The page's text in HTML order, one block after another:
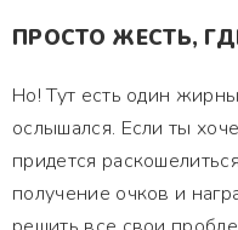
ПРОСТО ЖЕСТЬ,
Но! Тут есть один
ослышался. Если ты
придется
получение очков и